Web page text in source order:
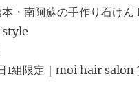
本・南阿蘇の手作り石け
1組限定｜moi hair salon